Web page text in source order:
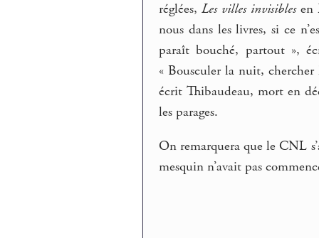
réglées,Les villes invisiblesen
nous dans les livres, si ce
paraît bouché, partout »,
« Bousculer la nuit, chercher
écrit Thibaudeau, mort en
les parages.
On remarquera que le CNL
mesquin n’avait pas